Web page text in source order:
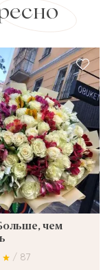
чем
/ 87